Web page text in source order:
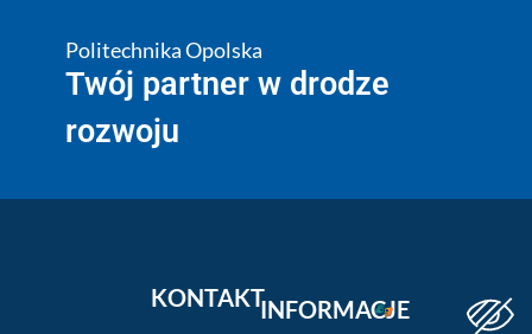
Politechnika Opolska
Twój partner w drodze
rozwoju
KONTAKTINFORMACJE